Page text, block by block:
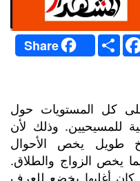
Share S
h
a
كل المستويات حول
للمسيحيين. وذلك لأن
طويل يخص الأحوال
يخص الزواج والطلاق.
كان أغلبها يخضع للعرف